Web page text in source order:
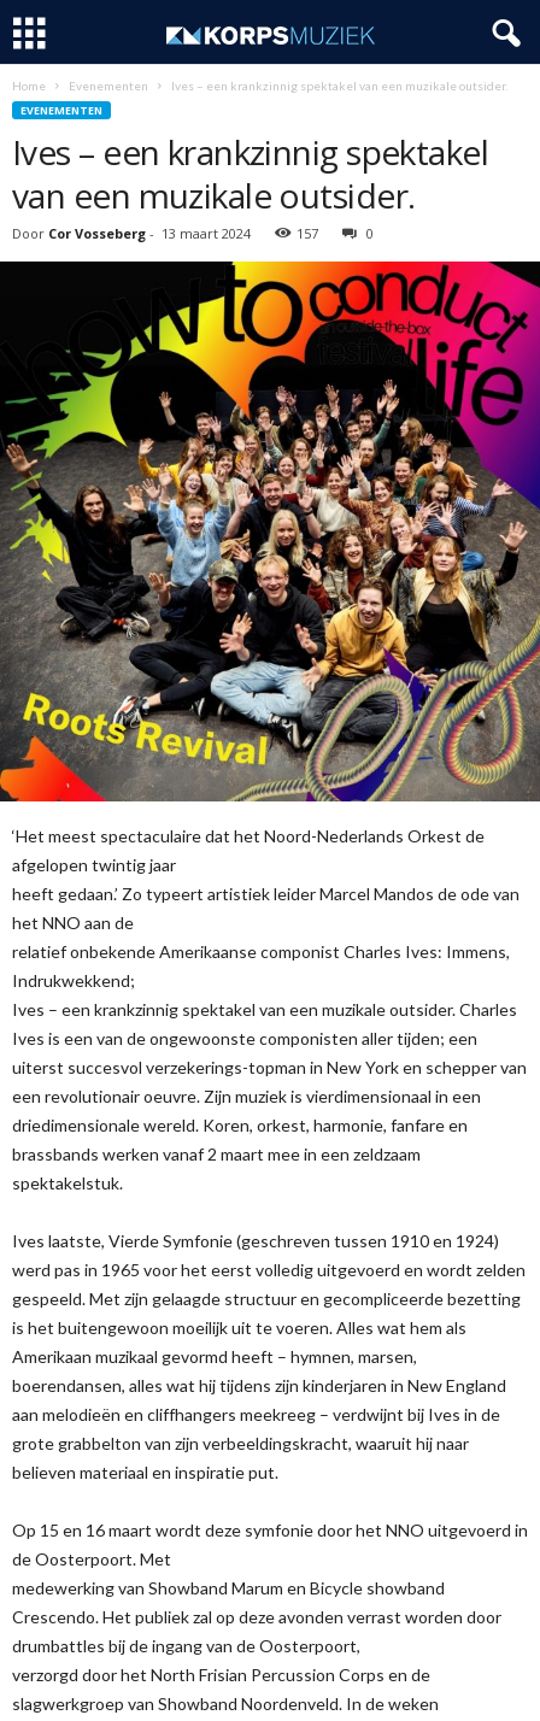
Home Evenementen Ives – een krankzinnig spektakel van een muzikale outsider.
EVENEMENTEN
Ives – een krankzinnig spektakel
van een muzikale outsider.
Door Cor Vosseberg - 13 maart 2024 157 0
‘Het meest spectaculaire dat het Noord-Nederlands Orkest de
afgelopen twintig jaar
heeft gedaan.’ Zo typeert artistiek leider Marcel Mandos de ode van
het NNO aan de
relatief onbekende Amerikaanse componist Charles Ives: Immens,
Indrukwekkend;
Ives – een krankzinnig spektakel van een muzikale outsider. Charles
Ives is een van de ongewoonste componisten aller tijden; een
uiterst succesvol verzekerings-topman in New York en schepper van
een revolutionair oeuvre. Zijn muziek is vierdimensionaal in een
driedimensionale wereld. Koren, orkest, harmonie, fanfare en
brassbands werken vanaf 2 maart mee in een zeldzaam
spektakelstuk.
Ives laatste, Vierde Symfonie (geschreven tussen 1910 en 1924)
werd pas in 1965 voor het eerst volledig uitgevoerd en wordt zelden
gespeeld. Met zijn gelaagde structuur en gecompliceerde bezetting
is het buitengewoon moeilijk uit te voeren. Alles wat hem als
Amerikaan muzikaal gevormd heeft – hymnen, marsen,
boerendansen, alles wat hij tijdens zijn kinderjaren in New England
aan melodieën en cliffhangers meekreeg – verdwijnt bij Ives in de
grote grabbelton van zijn verbeeldingskracht, waaruit hij naar
believen materiaal en inspiratie put.
Op 15 en 16 maart wordt deze symfonie door het NNO uitgevoerd in
de Oosterpoort. Met
medewerking van Showband Marum en Bicycle showband
Crescendo. Het publiek zal op deze avonden verrast worden door
drumbattles bij de ingang van de Oosterpoort,
verzorgd door het North Frisian Percussion Corps en de
slagwerkgroep van Showband Noordenveld. In de weken